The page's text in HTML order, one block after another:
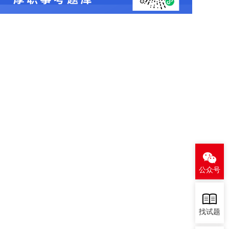
公众号
找试题